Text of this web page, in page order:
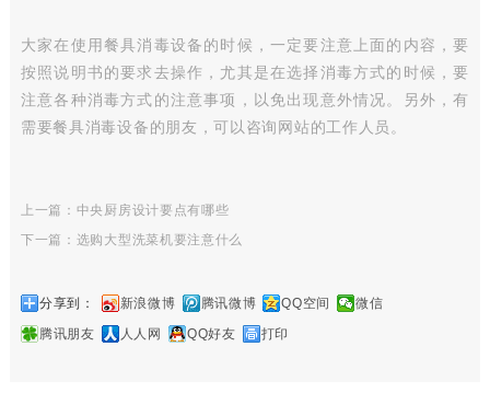
大家在使用餐具消毒设备的时候，一定要注意上面的内容，要
按照说明书的要求去操作，尤其是在选择消毒方式的时候，要
注意各种消毒方式的注意事项，以免出现意外情况。另外，有
需要餐具消毒设备的朋友，可以咨询网站的工作人员。
上一篇：中央厨房设计要点有哪些
下一篇：选购大型洗菜机要注意什么
分享到： 新浪微博 腾讯微博 QQ空间
微信
腾讯朋友
人人网 QQ好友 打印